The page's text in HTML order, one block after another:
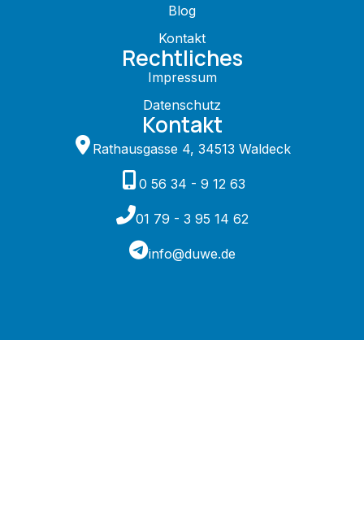
Blog
Kontakt
Rechtliches
Impressum
Datenschutz
Kontakt
Rathausgasse 4, 34513 Waldeck
0 56 34 - 9 12 63
01 79 - 3 95 14 62
info@duwe.de